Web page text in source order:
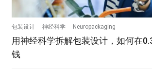
包装设计 神经科学 Neuropackaging
用神经科学拆解包装设计，如何在
钱